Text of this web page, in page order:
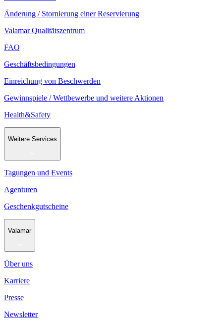
Änderung / Stornierung einer Reservierung
Valamar Qualitätszentrum
FAQ
Geschäftsbedingungen
Einreichung von Beschwerden
Gewinnspiele / Wettbewerbe und weitere Aktionen
Health&Safety
Weitere Services
Tagungen und Events
Agenturen
Geschenkgutscheine
Valamar
Über uns
Karriere
Presse
Newsletter